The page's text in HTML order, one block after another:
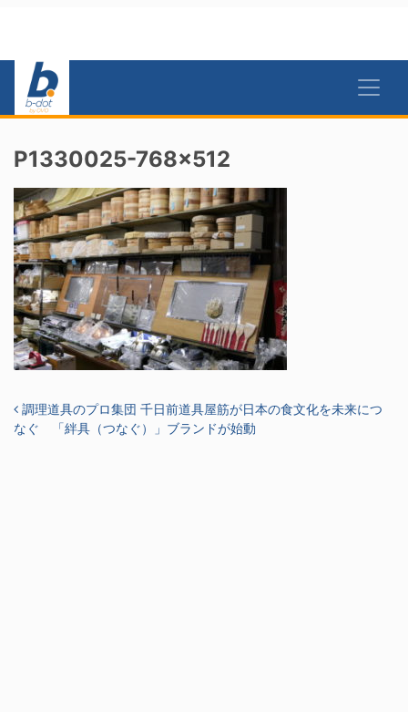
P1330025-768×512
投稿ナビゲーション
調理道具のプロ集団 千日前道具屋筋が日本の食文化を未来につ
なぐ 「絆具（つなぐ）」ブランドが始動